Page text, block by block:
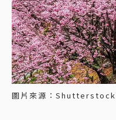
圖片來源：Shutterstock